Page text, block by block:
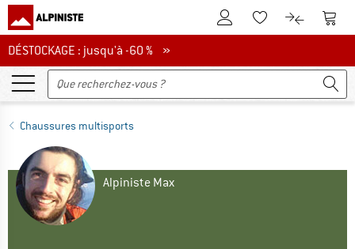
Vers le compte client
Vers la liste
Vers le
DÉSTOCKAGE : jusqu'à -60 %
DÉSTOCKAGE : jusqu'à -60 % »
Chaussures multisports
Alpiniste Max